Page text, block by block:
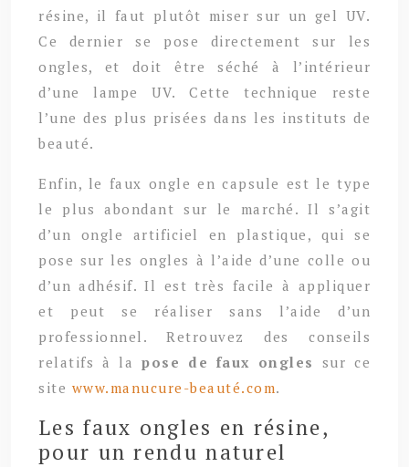
résine, il faut plutôt miser sur un gel UV.
Ce dernier se pose directement sur les
ongles, et doit être séché à l’intérieur
d’une lampe UV. Cette technique reste
l’une des plus prisées dans les instituts de
beauté.
Enfin, le faux ongle en capsule est le type
le plus abondant sur le marché. Il s’agit
d’un ongle artificiel en plastique, qui se
pose sur les ongles à l’aide d’une colle ou
d’un adhésif. Il est très facile à appliquer
et peut se réaliser sans l’aide d’un
professionnel. Retrouvez des conseils
relatifs à lapose de faux ongles sur ce
site www.manucure-beauté.com.
Les faux ongles en résine,
pour un rendu naturel